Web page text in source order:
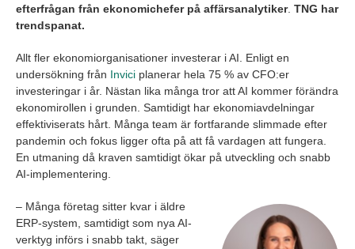
efterfrågan från ekonomichefer på affärsanalytiker. TNG har
trendspanat.
Allt fler ekonomiorganisationer investerar i AI. Enligt en
undersökning från Invici planerar hela 75 % av CFO:er
investeringar i år. Nästan lika många tror att AI kommer förändra
ekonomirollen i grunden. Samtidigt har ekonomiavdelningar
effektiviserats hårt. Många team är fortfarande slimmade efter
pandemin och fokus ligger ofta på att få vardagen att fungera.
En utmaning då kraven samtidigt ökar på utveckling och snabb
AI-implementering.
– Många företag sitter kvar i äldre
ERP-system, samtidigt som nya AI-
verktyg införs i snabb takt, säger